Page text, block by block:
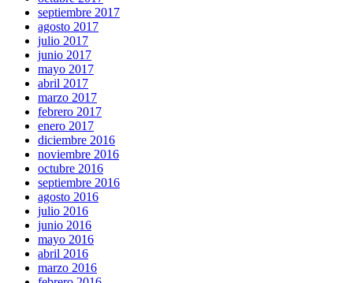
septiembre 2017
agosto 2017
julio 2017
junio 2017
mayo 2017
abril 2017
marzo 2017
febrero 2017
enero 2017
diciembre 2016
noviembre 2016
octubre 2016
septiembre 2016
agosto 2016
julio 2016
junio 2016
mayo 2016
abril 2016
marzo 2016